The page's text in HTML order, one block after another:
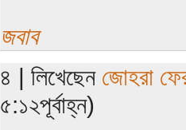
জবাব
৪ | লিখেছেন জোহরা
৫:১২পূর্বাহ্ন)